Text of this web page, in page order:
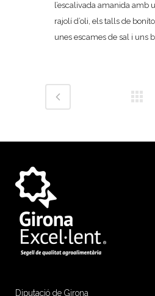
l’escalivada amanida amb
rajolí d’oli, els talls de
unes escames de sal i uns
Diputació de Girona